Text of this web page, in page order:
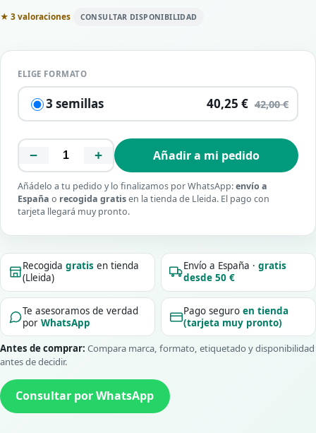
★ 3 valoraciones CONSULTAR DISPONIBILIDAD
ELIGE FORMATO
3 semillas 40,25 € 42,00 €
− + Añadir a mi pedido
Añádelo a tu pedido y lo finalizamos por WhatsApp:envío a
España o recogida gratisen la tienda de Lleida. El pago con
tarjeta llegará muy pronto.
Recogidagratis en tienda
(Lleida)
Envío a España ·gratis
desde 50 €
Te asesoramos de verdad
porWhatsApp
Pago seguroen tienda
(tarjeta muy pronto)
Antes de comprar: Compara marca, formato, etiquetado y disponibilidad
antes de decidir.
Consultar por WhatsApp